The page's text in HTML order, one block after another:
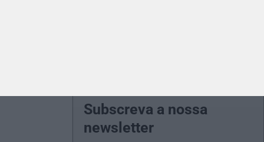
Subscreva a nossa
newsletter